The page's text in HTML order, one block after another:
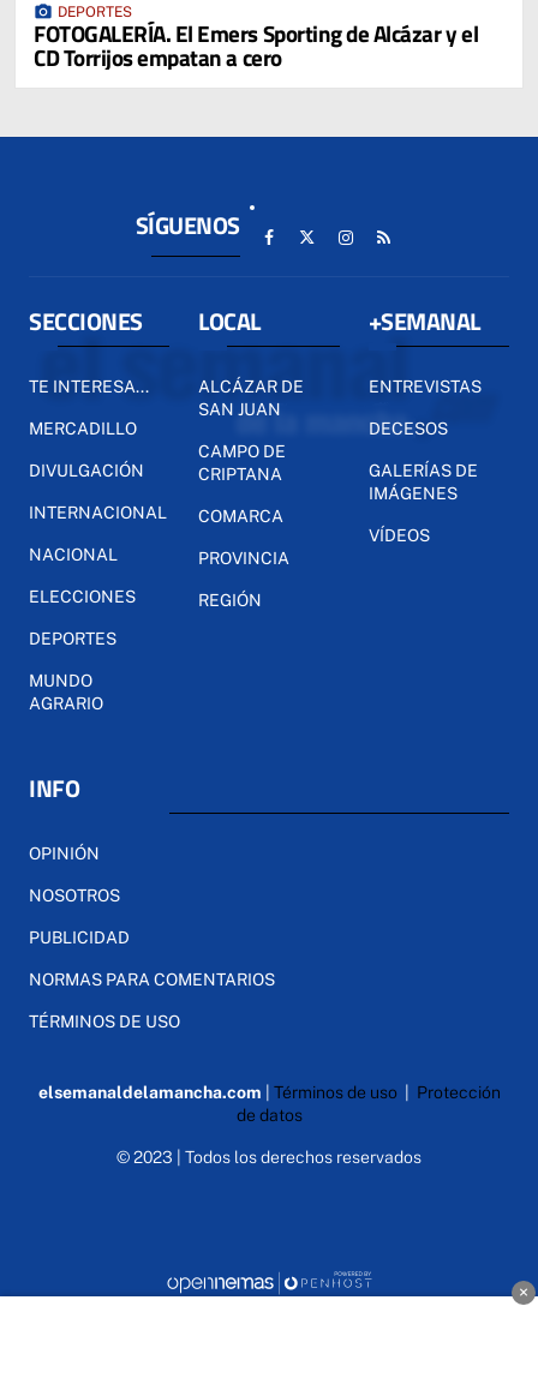
photo_camera DEPORTES
FOTOGALERÍA. El Emers Sporting de Alcázar y el
CD Torrijos empatan a cero
SÍGUENOS
SECCIONES
TE INTERESA...
MERCADILLO
DIVULGACIÓN
INTERNACIONAL
NACIONAL
ELECCIONES
DEPORTES
MUNDO
AGRARIO
LOCAL
ALCÁZAR DE
SAN JUAN
CAMPO DE
CRIPTANA
COMARCA
PROVINCIA
REGIÓN
+SEMANAL
ENTREVISTAS
DECESOS
GALERÍAS DE
IMÁGENES
VÍDEOS
INFO
OPINIÓN
NOSOTROS
PUBLICIDAD
NORMAS PARA COMENTARIOS
TÉRMINOS DE USO
elsemanaldelamancha.com Términos de uso| Protección
de datos
© 2023 | Todos los derechos reservados
×